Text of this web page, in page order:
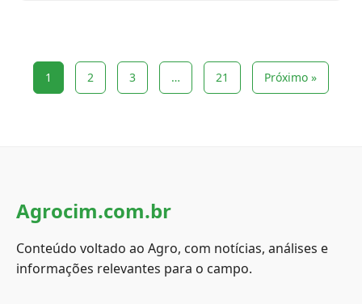
1 2 3 … 21 Próximo »
Agrocim.com.br
Conteúdo voltado ao Agro, com notícias, análises e
informações relevantes para o campo.